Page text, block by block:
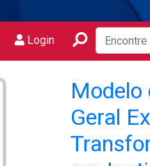
Login
Modelo
Geral